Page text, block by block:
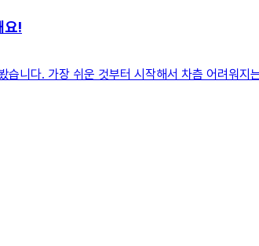
요!
니다. 가장 쉬운 것부터 시작해서 차츰 어려워